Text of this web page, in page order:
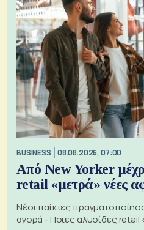
BUSINESS 08.08.2026, 07:00
Από New Yorker
retail «μετρά» νέες
Νέοι παίκτες
αγορά - Ποιες αλυσίδες retail